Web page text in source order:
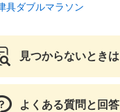
具ダブルマラソン
見つからないときは
よくある質問と回答